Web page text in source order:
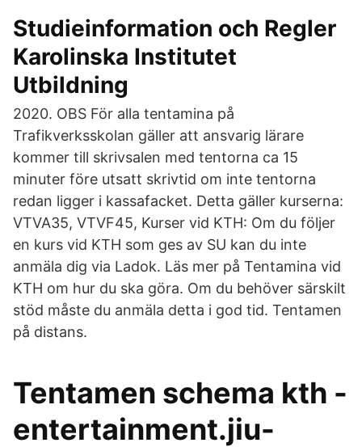
Studieinformation och Regler
Karolinska Institutet
Utbildning
2020. OBS För alla tentamina på
Trafikverksskolan gäller att ansvarig lärare
kommer till skrivsalen med tentorna ca 15
minuter före utsatt skrivtid om inte tentorna
redan ligger i kassafacket. Detta gäller kurserna:
VTVA35, VTVF45, Kurser vid KTH: Om du följer
en kurs vid KTH som ges av SU kan du inte
anmäla dig via Ladok. Läs mer på Tentamina vid
KTH om hur du ska göra. Om du behöver särskilt
stöd måste du anmäla detta i god tid. Tentamen
på distans.
Tentamen schema kth -
entertainment.jiu-